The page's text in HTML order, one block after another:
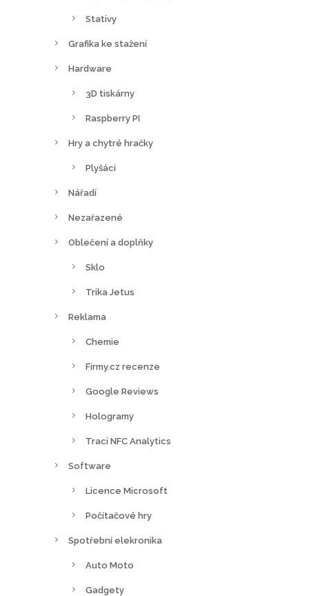
Stativy
Grafika ke stažení
Hardware
3D tiskárny
Raspberry PI
Hry a chytré hračky
Plyšáci
Nářadí
Nezařazené
Oblečení a doplňky
Sklo
Trika Jetus
Reklama
Chemie
Firmy.cz recenze
Google Reviews
Hologramy
Traci NFC Analytics
Software
Licence Microsoft
Počítačové hry
Spotřební elekronika
Auto Moto
Gadgety